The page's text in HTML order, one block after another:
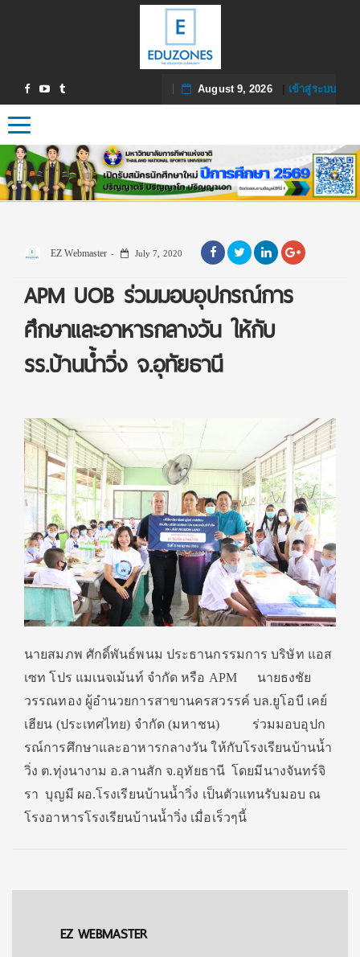
August 9, 2026| เข้าสู่ระบบ
Toggle navigation
EZ Webmaster July 7, 2020
APM UOB ร่วมมอบอุปกรณ์การ
ศึกษาและอาหารกลางวัน ให้กับ
รร.บ้านน้ำวิ่ง จ.อุทัยธานี
นายสมภพ ศักดิ์พันธ์พนม ประธานกรรมการ บริษัท แอส
เซท โปร แมเนจเม้นท์ จำกัด หรือ APM
นายธงชัย
วรรณทอง ผู้อำนวยการสาขานครสวรรค์ บล.ยูโอบี เคย์
เฮียน (ประเทศไทย) จำกัด (มหาชน) ร่วมมอบอุปก
รณ์การศึกษาและอาหารกลางวัน ให้กับโรงเรียนบ้านน้ำ
วิ่ง ต.ทุ่งนางาม อ.ลานสัก จ.อุทัยธานี โดยมีนางจันทร์จิ
รา บุญมี ผอ.โรงเรียนบ้านน้ำวิ่ง เป็นตัวแทนรับมอบ ณ
โรงอาหารโรงเรียนบ้านน้ำวิ่ง เมื่อเร็วๆนี้
EZ WEBMASTER